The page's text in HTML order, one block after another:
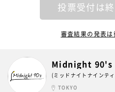
投票受付は
審査結果の発表
Midnight 90's
(ミッドナイトナインテ
TOKYO